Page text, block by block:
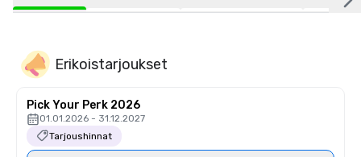
Erikoistarjoukset
Pick Your Perk 2026
01.01.2026 - 31.12.2027
Tarjoushinnat